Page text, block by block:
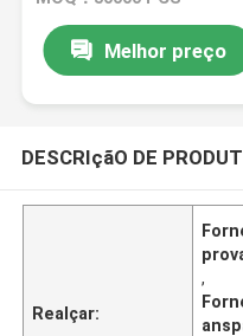
Melhor preço
DESCRIçãO DE
Realçar:
,